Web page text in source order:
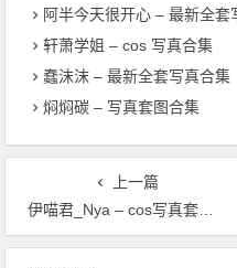
阿半今天很开心 – 最新全套
轩萧学姐 – cos 写真合集
蠢沫沫 – 最新全套写真合集
焖焖碳 – 写真套图合集
上一篇
伊喵君_Nya – cos写真套图合集